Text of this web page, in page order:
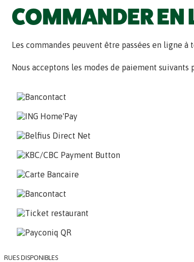
COMMANDER EN
Les commandes peuvent être passées en ligne à
Nous acceptons les modes de paiement suivants
RUES DISPONIBLES